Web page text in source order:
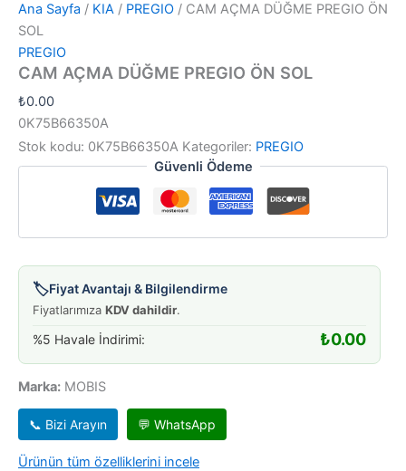
Ana Sayfa / KIA / PREGIO / CAM AÇMA DÜĞME PREGIO ÖN
SOL
PREGIO
CAM AÇMA DÜĞME PREGIO ÖN SOL
₺0.00
0K75B66350A
Stok kodu: 0K75B66350A Kategoriler: PREGIO
Güvenli Ödeme
🏷️Fiyat Avantajı & Bilgilendirme
Fiyatlarımıza KDV dahildir.
%5 Havale İndirimi: ₺0.00
Marka: MOBIS
📞 Bizi Arayın 💬 WhatsApp
Ürünün tüm özelliklerini incele